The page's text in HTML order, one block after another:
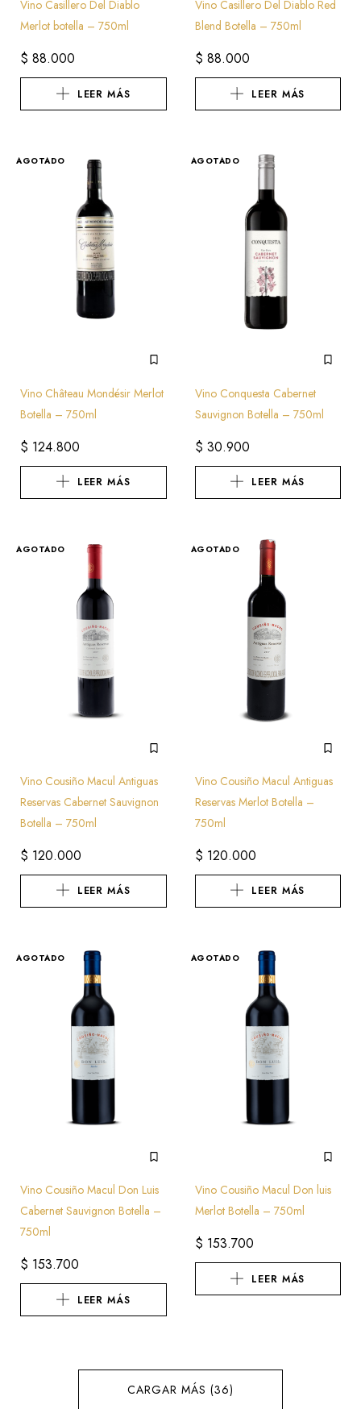
Vino Casillero Del Diablo
Merlot botella – 750ml
$ 88.000
LEER MÁS
Vino Casillero Del Diablo Red
Blend Botella – 750ml
$ 88.000
LEER MÁS
AGOTADO
Vino Château Mondésir Merlot
Botella – 750ml
$ 124.800
LEER MÁS
AGOTADO
Vino Conquesta Cabernet
Sauvignon Botella – 750ml
$ 30.900
LEER MÁS
AGOTADO
Vino Cousiño Macul Antiguas
Reservas Cabernet Sauvignon
Botella – 750ml
$ 120.000
LEER MÁS
AGOTADO
Vino Cousiño Macul Antiguas
Reservas Merlot Botella –
750ml
$ 120.000
LEER MÁS
AGOTADO
Vino Cousiño Macul Don Luis
Cabernet Sauvignon Botella –
750ml
$ 153.700
LEER MÁS
AGOTADO
Vino Cousiño Macul Don luis
Merlot Botella – 750ml
$ 153.700
LEER MÁS
CARGAR MÁS (36)